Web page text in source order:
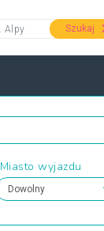
Szukaj
Miasto wyjazdu